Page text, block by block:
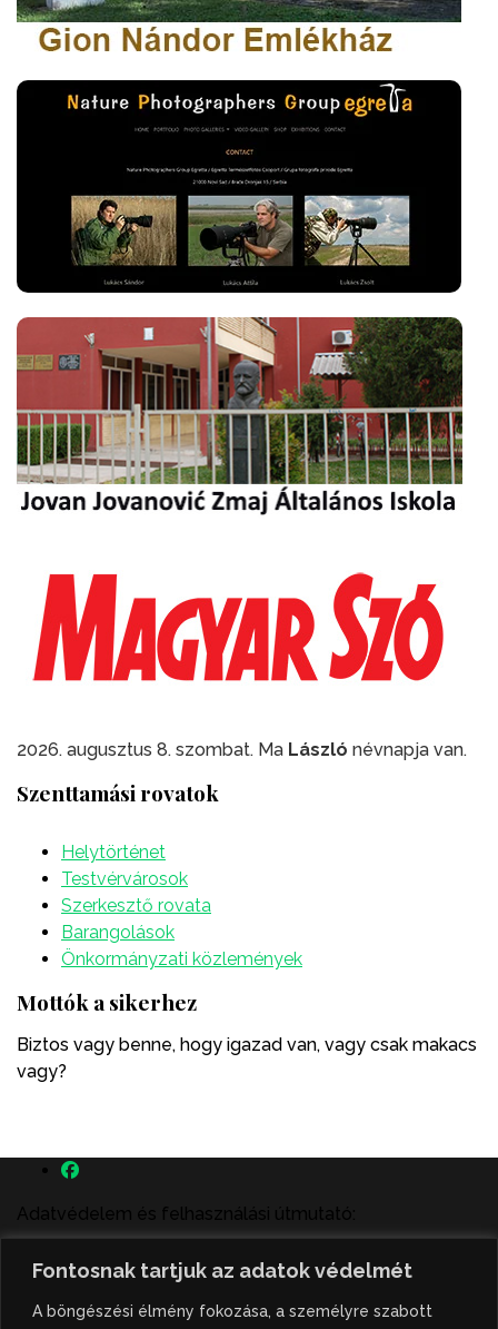
Fontosnak tartjuk az adatok védelmét
A böngészési élmény fokozása, a személyre szabott
2026. augusztus 8. szombat. Ma László névnapja van.
Szenttamási rovatok
Helytörténet
Testvérvárosok
Szerkesztő rovata
Barangolások
Önkormányzati közlemények
Mottók a sikerhez
Biztos vagy benne, hogy igazad van, vagy csak makacs
vagy?
Adatvédelem és felhasználási útmutató:
A szenttamás.rs magyar nyelvű internetes hírportálon
megjelenő szerzői írások, a híranyag és minden egyéb
tartalom a portált működtető Gion Nándor Kulturális